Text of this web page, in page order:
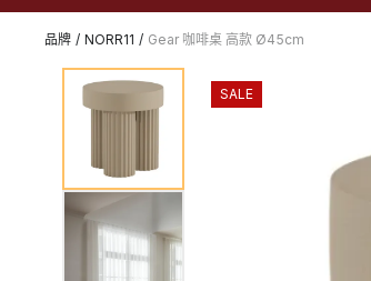
品牌 / NORR11 / Gear 咖啡桌 高款 Ø45cm
SALE